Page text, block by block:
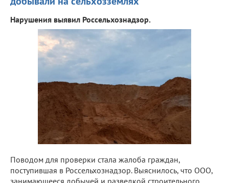
Нарушения выявил Россельхознадзор.
Поводом для проверки стала жалоба граждан,
поступившая в Россельхознадзор. Выяснилось, что ООО,
занимающееся добычей и разведкой строительного